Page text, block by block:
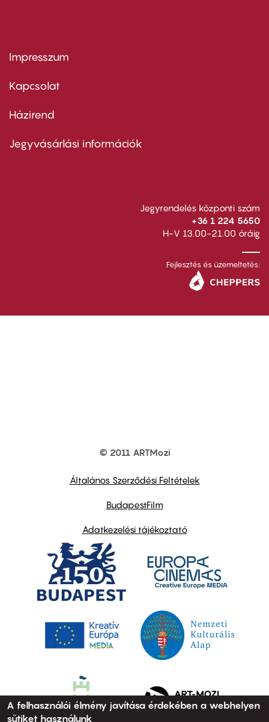
Footer
first
Impresszum
Kapcsolat
Footer
second
Házirend
Jegyvásárlási információk
Jegyrendelés központi szám
+36 1 224 5650
H-V 13.00-21.00 óráig
Fejlesztés és üzemeltetés:
© 2011 ARTMozi
Általános Szerződési Feltételek
BudapestFilm
Adatkezelési tájékoztató
A felhasználói élmény javítása érdekében a webhelyen
sütiket használunk